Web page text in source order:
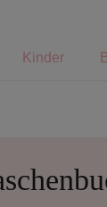
Kinder